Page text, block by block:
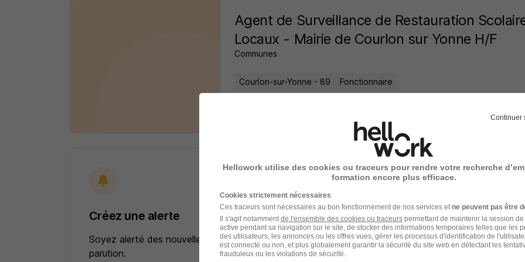
Agent de Surveillance de Restauration
Locaux - Mairie de Courlon sur Yonne H/F
Communes
Courlon-sur-Yonne - 89 Fonctionnaire
Créez une alerte
Soyez alerté des nouvelles offres pour cette recherche dès leur
parution.
Élargissez votre
Emploi Agent de
Continuer
Hellowork utilise des cookies ou traceurs pour rendre votre recherche
formation encore plus efficace.
Cookies strictement nécessaires
Ces traceurs sont nécessaires au bon fonctionnement de nos services etne peuvent pas être
Il s'agit notammentde l'ensemble des cookies ou traceurspermettant de maintenir la session
active pendant sa navigation sur le site, de stocker des informations temporaires telles que les
des utilisateurs, les annonces ou les offres vues, gérer les processus d'identification de
est connecté ou non, et plus globalement garantir la sécurité du site web en détectant les
frauduleux ou les violations de sécurité.